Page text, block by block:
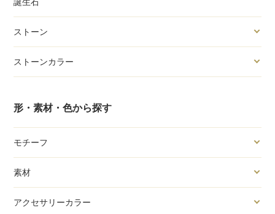
ストーン
ストーンカラー
形・素材・色から探す
モチーフ
素材
アクセサリーカラー